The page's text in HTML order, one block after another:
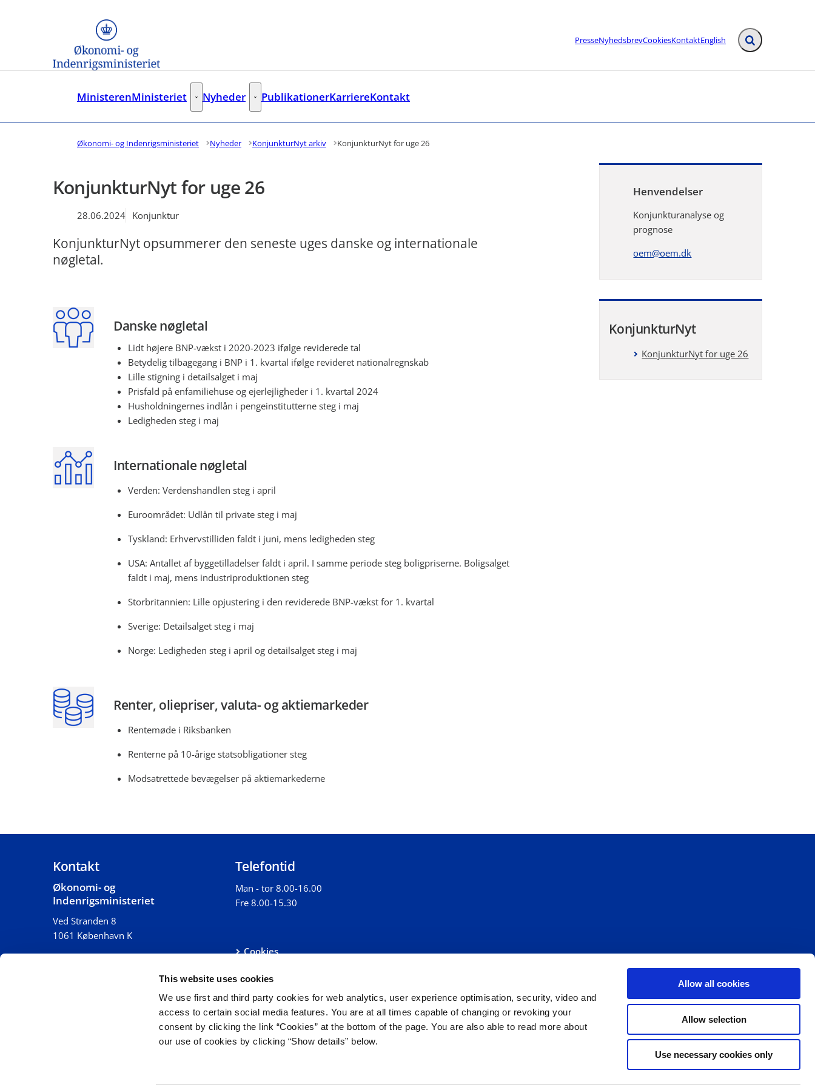
This website uses cookies
We use first and third party cookies for web analytics, user experience optimisation, security, video and
access to certain social media features. You are at all times capable of changing or revoking your
consent by clicking the link “Cookies” at the bottom of the page. You are also able to read more about
our use of cookies by clicking “Show details” below.
Allow all cookies
Allow selection
Use necessary cookies only
PresseNyhedsbrevCookiesKontaktEnglish Fold søgefelt ud
MinisterenMinisteriet Ministeriet - Flere links
Nyheder Nyheder - Flere links
PublikationerKarriereKontakt
Økonomi- og Indenrigsministeriet Nyheder KonjunkturNyt arkiv KonjunkturNyt for uge 26
KonjunkturNyt for uge 26
28.06.2024 Konjunktur
KonjunkturNyt opsummerer den seneste uges danske og internationale
nøgletal.
Danske nøgletal
Lidt højere BNP-vækst i 2020-2023 ifølge reviderede tal
Betydelig tilbagegang i BNP i 1. kvartal ifølge revideret nationalregnskab
Lille stigning i detailsalget i maj
Prisfald på enfamiliehuse og ejerlejligheder i 1. kvartal 2024
Husholdningernes indlån i pengeinstitutterne steg i maj
Ledigheden steg i maj
Internationale nøgletal
Verden: Verdenshandlen steg i april
Euroområdet: Udlån til private steg i maj
Tyskland: Erhvervstilliden faldt i juni, mens ledigheden steg
USA: Antallet af byggetilladelser faldt i april. I samme periode steg boligpriserne. Boligsalget
faldt i maj, mens industriproduktionen steg
Storbritannien: Lille opjustering i den reviderede BNP-vækst for 1. kvartal
Sverige: Detailsalget steg i maj
Norge: Ledigheden steg i april og detailsalget steg i maj
Renter, oliepriser, valuta- og aktiemarkeder
Rentemøde i Riksbanken
Renterne på 10-årige statsobligationer steg
Modsatrettede bevægelser på aktiemarkederne
Henvendelser
Konjunkturanalyse og
prognose
oem@oem.dk
KonjunkturNyt
KonjunkturNyt for uge 26
Kontakt
Økonomi- og
Indenrigsministeriet
Ved Stranden 8
1061 København K
Telefontid
Man - tor 8.00-16.00
Fre 8.00-15.30
Cookies
Persondatapolitik
Whistleblowerordning